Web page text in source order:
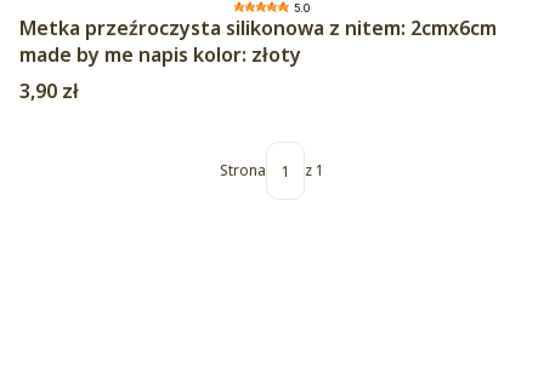
5.0
Metka przeźroczysta silikonowa z nitem: 2cmx6cm
made by me napis kolor: złoty
Cena
3,90 zł
Strona z 1